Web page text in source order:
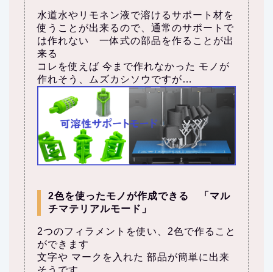
水道水やリモネン液で溶けるサポート材を
使うことが出来るので、通常のサポートで
は作れない 一体式の部品を作ることが出
来る
コレを使えば 今まで作れなかった モノが
作れそう、ムズカシソウですが…
2色を使ったモノが作成できる 「マル
チマテリアルモード」
2つのフィラメントを使い、2色で作ること
ができます
文字や マークを入れた 部品が簡単に出来